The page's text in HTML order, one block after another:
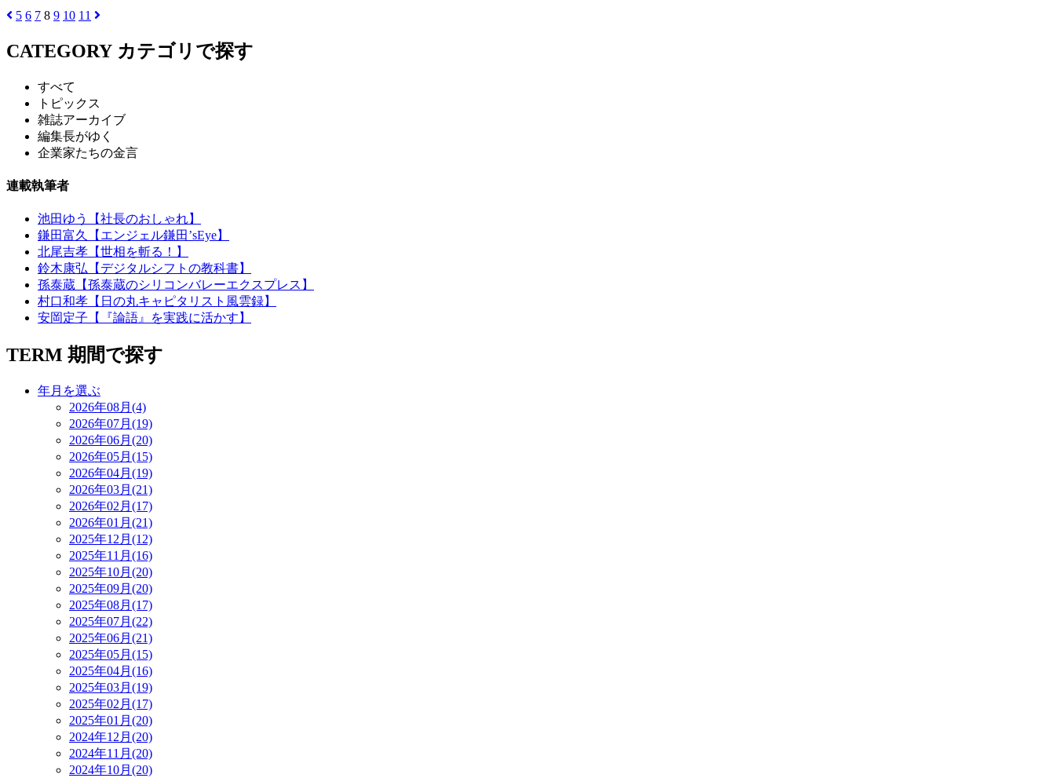
5 6 7 8 9 10 11
CATEGORY カテゴリで探す
すべて
トピックス
雑誌アーカイブ
編集長がゆく
企業家たちの金言
連載執筆者
池田ゆう【社長のおしゃれ】
鎌田富久【エンジェル鎌田’sEye】
北尾吉孝【世相を斬る！】
鈴木康弘【デジタルシフトの教科書】
孫泰蔵【孫泰蔵のシリコンバレーエクスプレス】
村口和孝【日の丸キャピタリスト風雲録】
安岡定子【『論語』を実践に活かす】
TERM 期間で探す
年月を選ぶ
2026年08月(4)
2026年07月(19)
2026年06月(20)
2026年05月(15)
2026年04月(19)
2026年03月(21)
2026年02月(17)
2026年01月(21)
2025年12月(12)
2025年11月(16)
2025年10月(20)
2025年09月(20)
2025年08月(17)
2025年07月(22)
2025年06月(21)
2025年05月(15)
2025年04月(16)
2025年03月(19)
2025年02月(17)
2025年01月(20)
2024年12月(20)
2024年11月(20)
2024年10月(20)